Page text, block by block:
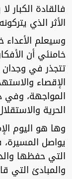
فالقادة الكبار
الأثر الذي
وسيعلم
خامنئي أن
تتجذر في
الإقصاء
المواجهة، وفي
الحرية
وها هو اليوم
يواصل
التي حفظها
والمبادئ التي